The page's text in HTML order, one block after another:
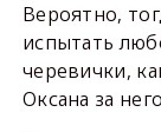
Вероятно,
испытать
черевички,
Оксана за